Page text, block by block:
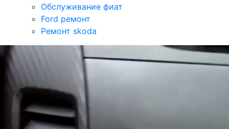
Обслуживание фиат
Ford ремонт
Ремонт skoda